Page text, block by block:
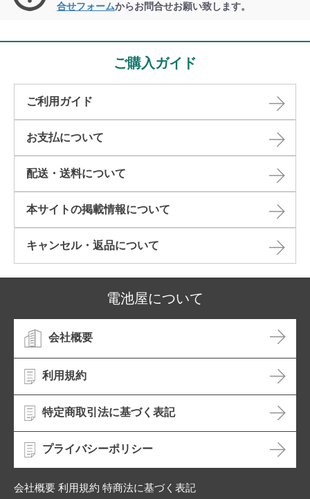
合せフォームからお問合せお願い致します。
ご購入ガイド
ご利用ガイド
お支払について
配送・送料について
本サイトの掲載情報について​
キャンセル・返品について​
電池屋について
会社概要
利用規約
特定商取引法に基づく表記
プライバシーポリシー
会社概要 利用規約 特商法に基づく表記